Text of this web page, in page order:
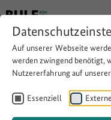
Auf unserer Webseite
werden zwingend benötigt,
Nutzererfahrung auf
Essenziell
KOS -